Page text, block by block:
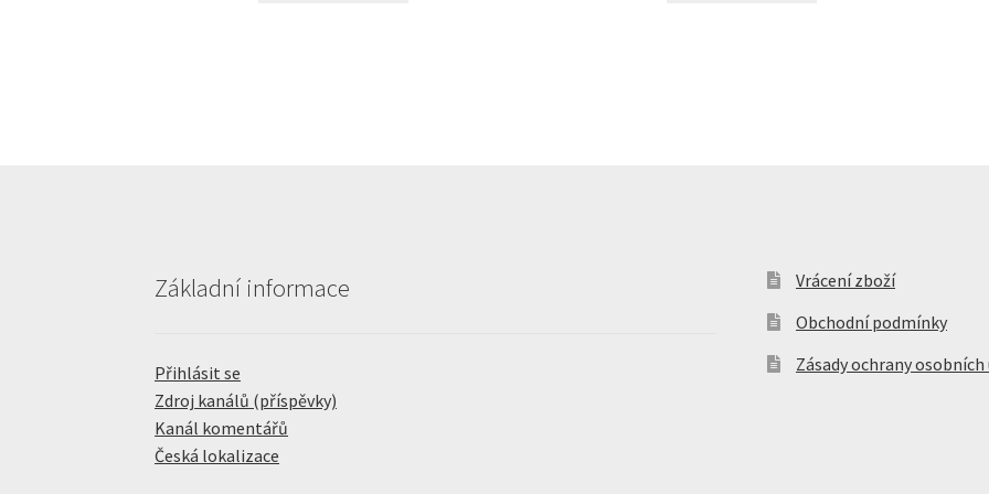
Základní informace
Přihlásit se
Zdroj kanálů (příspěvky)
Kanál komentářů
Česká lokalizace
Vrácení zboží
Obchodní podmínky
Zásady ochrany osobních